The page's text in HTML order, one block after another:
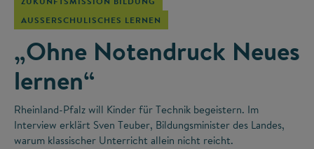
AUSSERSCHULISCHES LERNEN
„Ohne Notendruck Neues
lernen“
Rheinland-Pfalz will Kinder für Technik begeistern. Im
Interview erklärt Sven Teuber, Bildungsminister des Landes,
warum klassischer Unterricht allein nicht reicht.